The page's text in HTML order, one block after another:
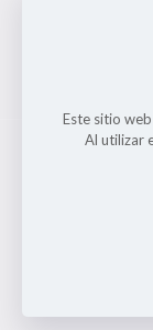
© 2026
Este sitio
Al utilizar